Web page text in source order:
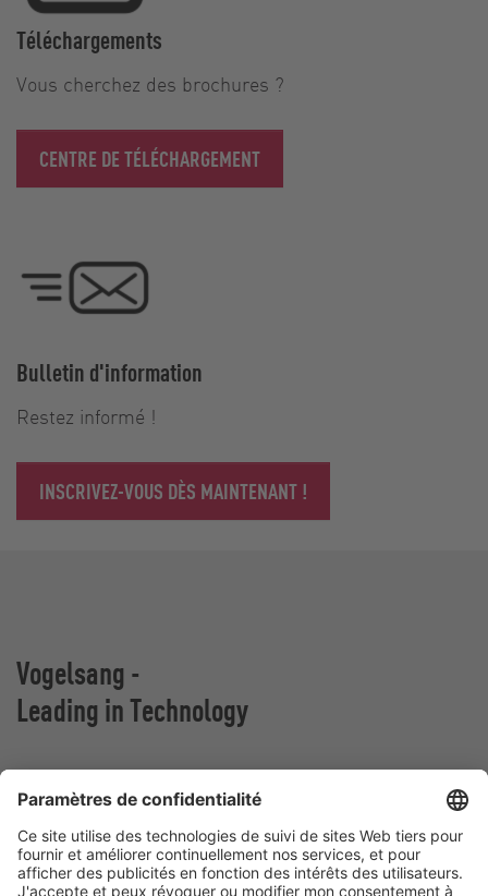
Téléchargements
Vous cherchez des brochures ?
CENTRE DE TÉLÉCHARGEMENT
Bulletin d'information
Restez informé !
INSCRIVEZ-VOUS DÈS MAINTENANT !
Vogelsang -
Leading in Technology
Vogelsang France
Z.A. De Fontgrave
26740 Montboucher sur Jabron